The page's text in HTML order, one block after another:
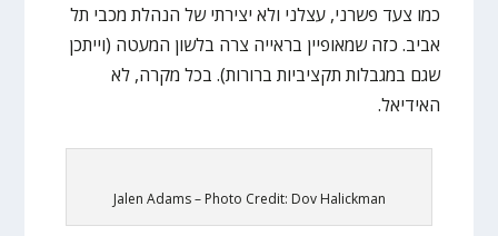
כמו צעד פשרני, עצלני ולא יצירתי של הנהלת מכבי תל
אביב. כזה שמאופיין בראייה צרה בלשון המעטה (וייתכן
שגם במגבלות תקציביות ברורות). בכל מקרה, לא
האידיאל.
Jalen Adams – Photo Credit: Dov Halickman